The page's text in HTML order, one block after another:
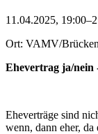
11.04.2025,
Ort: VAMV/
Ehevertrag ja/nein
Eheverträge sind
wenn, dann eher, da